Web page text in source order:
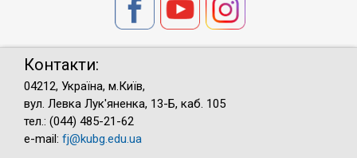
Контакти:
04212, Україна, м.Київ,
вул. Левка Лук'яненка, 13-Б, каб. 105
тел.: (044) 485-21-62
e-mail: fj@kubg.edu.ua